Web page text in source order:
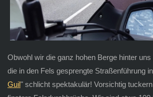
Obwohl wir die ganz hohen Berge hinter
die in den Fels gesprengte Straßenführung
Guil" schlicht spektakulär! Vorsichtig